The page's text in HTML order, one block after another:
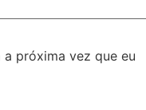
próxima vez que eu